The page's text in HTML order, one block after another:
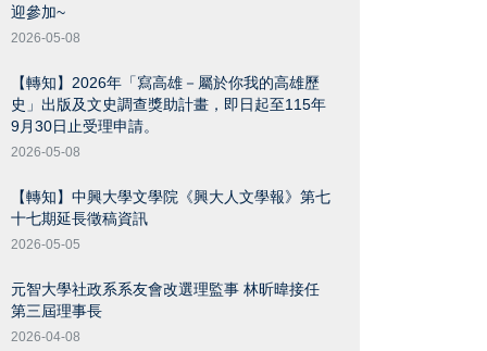
迎參加~
2026-05-08
【轉知】2026年「寫高雄－屬於你我的高雄歷
史」出版及文史調查獎助計畫，即日起至115年
9月30日止受理申請。
2026-05-08
【轉知】中興大學文學院《興大人文學報》第七
十七期延長徵稿資訊
2026-05-05
元智大學社政系系友會改選理監事 林昕暐接任
第三屆理事長
2026-04-08